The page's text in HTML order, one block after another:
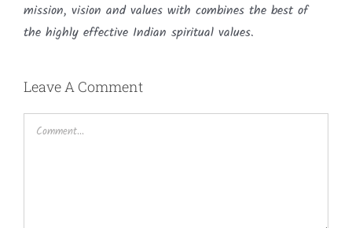
mission, vision and values with combines the best of
the highly effective Indian spiritual values.
Leave A Comment
Comment